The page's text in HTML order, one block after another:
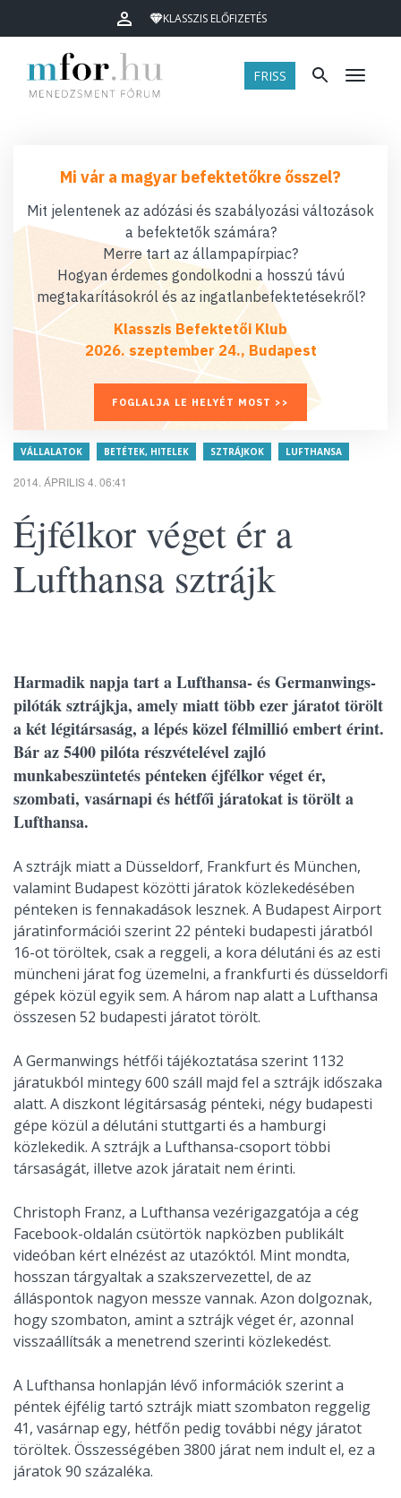
KLASSZIS ELŐFIZETÉS
FRISS Menü
Mi vár a magyar befektetőkre ősszel?
Mit jelentenek az adózási és szabályozási változások
a befektetők számára?
Merre tart az állampapírpiac?
Hogyan érdemes gondolkodni a hosszú távú
megtakarításokról és az ingatlanbefektetésekről?
Klasszis Befektetői Klub
2026. szeptember 24., Budapest
FOGLALJA LE HELYÉT MOST >>
VÁLLALATOK BETÉTEK, HITELEK SZTRÁJKOK LUFTHANSA
2014. ÁPRILIS 4. 06:41
Éjfélkor véget ér a
Lufthansa sztrájk
Harmadik napja tart a Lufthansa- és Germanwings-
pilóták sztrájkja, amely miatt több ezer járatot törölt
a két légitársaság, a lépés közel félmillió embert érint.
Bár az 5400 pilóta részvételével zajló
munkabeszüntetés pénteken éjfélkor véget ér,
szombati, vasárnapi és hétfői járatokat is törölt a
Lufthansa.
A sztrájk miatt a Düsseldorf, Frankfurt és München,
valamint Budapest közötti járatok közlekedésében
pénteken is fennakadások lesznek. A Budapest Airport
járatinformációi szerint 22 pénteki budapesti járatból
16-ot töröltek, csak a reggeli, a kora délutáni és az esti
müncheni járat fog üzemelni, a frankfurti és düsseldorfi
gépek közül egyik sem. A három nap alatt a Lufthansa
összesen 52 budapesti járatot törölt.
A Germanwings hétfői tájékoztatása szerint 1132
járatukból mintegy 600 száll majd fel a sztrájk időszaka
alatt. A diszkont légitársaság pénteki, négy budapesti
gépe közül a délutáni stuttgarti és a hamburgi
közlekedik. A sztrájk a Lufthansa-csoport többi
társaságát, illetve azok járatait nem érinti.
Christoph Franz, a Lufthansa vezérigazgatója a cég
Facebook-oldalán csütörtök napközben publikált
videóban kért elnézést az utazóktól. Mint mondta,
hosszan tárgyaltak a szakszervezettel, de az
álláspontok nagyon messze vannak. Azon dolgoznak,
hogy szombaton, amint a sztrájk véget ér, azonnal
visszaállítsák a menetrend szerinti közlekedést.
A Lufthansa honlapján lévő információk szerint a
péntek éjfélig tartó sztrájk miatt szombaton reggelig
41, vasárnap egy, hétfőn pedig további négy járatot
töröltek. Összességében 3800 járat nem indult el, ez a
járatok 90 százaléka.